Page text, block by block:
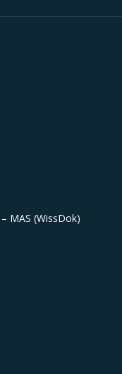
MAS (WissDok)